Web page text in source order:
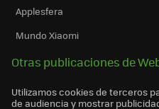
Applesfera
Mundo Xiaomi
Otras publicaciones de
Utilizamos cookies de terceros
de audiencia y mostrar